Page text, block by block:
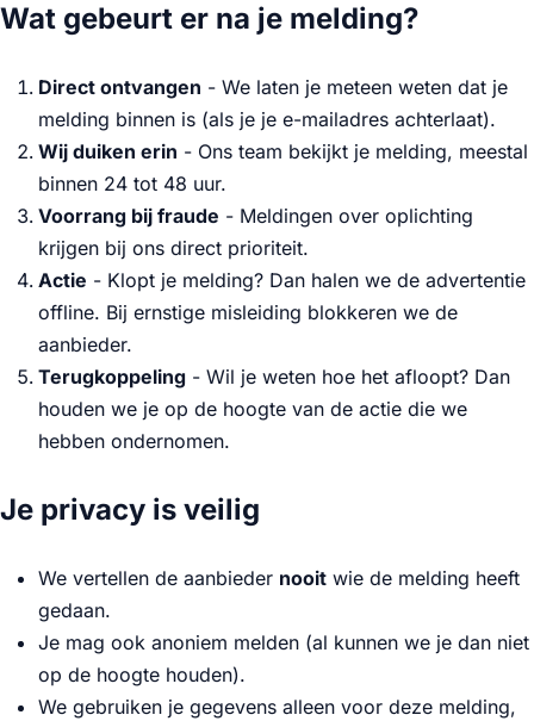
Wat gebeurt er na je melding?
Direct ontvangen - We laten je meteen weten dat je
melding binnen is (als je je e-mailadres achterlaat).
Wij duiken erin - Ons team bekijkt je melding, meestal
binnen 24 tot 48 uur.
Voorrang bij fraude - Meldingen over oplichting
krijgen bij ons direct prioriteit.
Actie - Klopt je melding? Dan halen we de advertentie
offline. Bij ernstige misleiding blokkeren we de
aanbieder.
Terugkoppeling - Wil je weten hoe het afloopt? Dan
houden we je op de hoogte van de actie die we
hebben ondernomen.
Je privacy is veilig
We vertellen de aanbieder nooit wie de melding heeft
gedaan.
Je mag ook anoniem melden (al kunnen we je dan niet
op de hoogte houden).
We gebruiken je gegevens alleen voor deze melding,